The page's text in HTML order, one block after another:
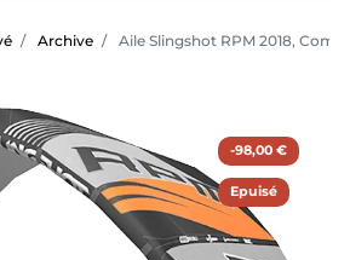
Archive Aile Slingshot RPM 2018,
-98,00 €
Epuisé